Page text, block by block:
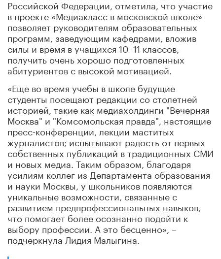
Российской Федерации, отметила, что участие
в проекте «Медиакласс в московской школе»
позволяет руководителям образовательных
программ, заведующим кафедрами, вложив
силы и время в учащихся 10–11 классов,
получить очень хорошо подготовленных
абитуриентов с высокой мотивацией.
«Еще во время учебы в школе будущие
студенты посещают редакции со столетней
историей, такие как медиахолдинги "Вечерняя
Москва" и "Комсомольская правда", настоящие
пресс-конференции, лекции маститых
журналистов; испытывают радость от первых
собственных публикаций в традиционных СМИ
и новых медиа. Таким образом, благодаря
усилиям коллег из Департамента образования
и науки Москвы, у школьников появляются
уникальные возможности, связанные с
развитием предпрофессиональных навыков,
что помогает более осознанно подойти к
выбору профессии. А это бесценно», –
подчеркнула Лидия Малыгина.